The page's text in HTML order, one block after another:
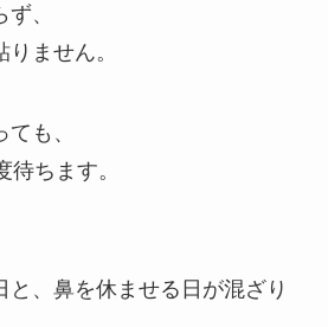
、
ません。
も、
ちます。
と、鼻を休ませる日が混ざり